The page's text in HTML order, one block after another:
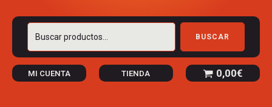
Buscar
BUSCAR
MI CUENTA TIENDA 0,00€